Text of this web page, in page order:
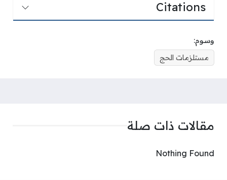
Citations
وسوم:
مستلزمات الحج
مقالات ذات صلة
Nothing Found